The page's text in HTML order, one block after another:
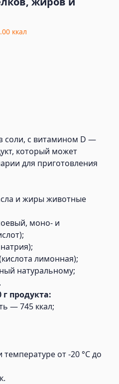
ккал
соли, с витамином D —
который может
для приготовления
и жиры животные
моно- и
лимонная);
натуральному;
продукта:
— 745 ккал;
температуре от -20 °С до